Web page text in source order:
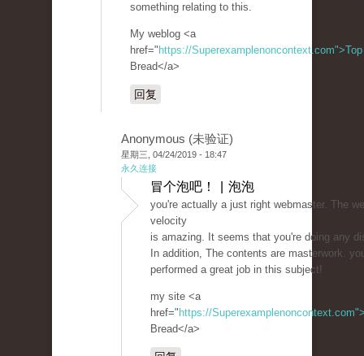
something relating to this.
My weblog <a
href=" https://Superexamplenoncontext.com">Top
Bread</a>
回复
Anonymous (未验证)
星期三, 04/24/2019 - 18:47
永久连接
冒个泡吧！ | 泡泡
you're actually a just right webmaster. The
velocity
is amazing. It seems that you're doing any
In addition, The contents are masterwork.
performed a great job in this subject!
my site <a
href=" https://
Bread</a>